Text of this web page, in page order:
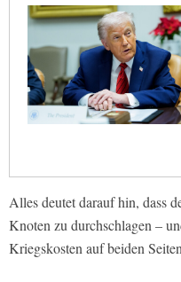
Alles deutet darauf hin, dass
Knoten zu durchschlagen –
Kriegskosten auf beiden